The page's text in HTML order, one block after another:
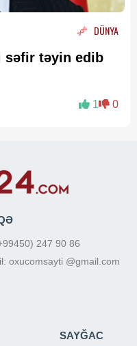
DÜNYA
səfir təyin edib
1 0
247 90 86
oxucomsayti @gmail.com
SAYĞAC